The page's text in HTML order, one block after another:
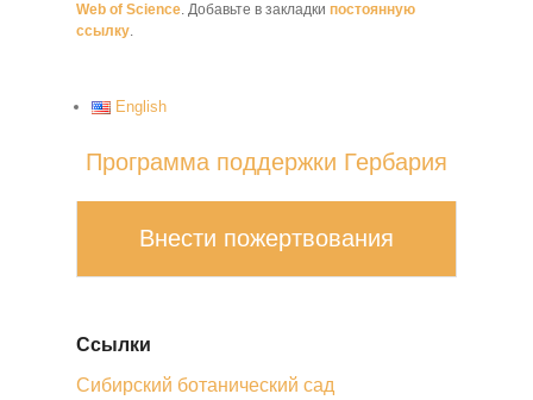
Web of Science. Добавьте в закладки постоянную
ссылку.
English
Программа поддержки Гербария
Внести пожертвования
Ссылки
Сибирский ботанический сад